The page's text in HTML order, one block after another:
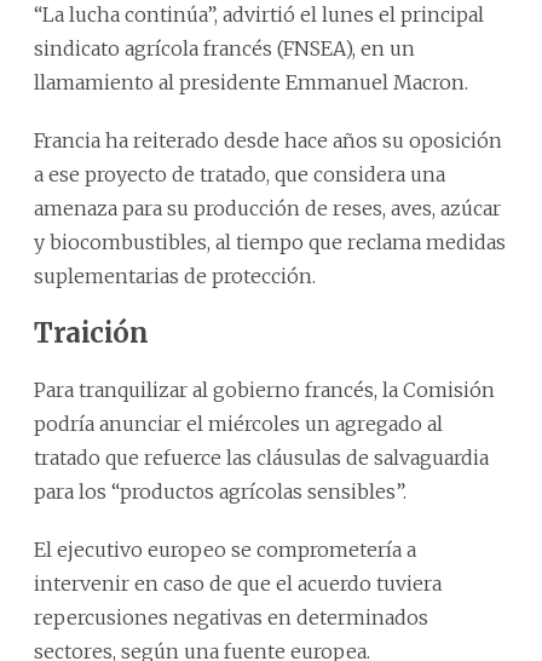
“La lucha continúa”, advirtió el lunes el principal
sindicato agrícola francés (FNSEA), en un
llamamiento al presidente Emmanuel Macron.
Francia ha reiterado desde hace años su oposición
a ese proyecto de tratado, que considera una
amenaza para su producción de reses, aves, azúcar
y biocombustibles, al tiempo que reclama medidas
suplementarias de protección.
Traición
Para tranquilizar al gobierno francés, la Comisión
podría anunciar el miércoles un agregado al
tratado que refuerce las cláusulas de salvaguardia
para los “productos agrícolas sensibles”.
El ejecutivo europeo se comprometería a
intervenir en caso de que el acuerdo tuviera
repercusiones negativas en determinados
sectores, según una fuente europea.